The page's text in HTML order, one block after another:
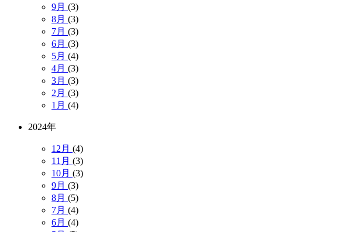
9月 (3)
8月 (3)
7月 (3)
6月 (3)
5月 (4)
4月 (3)
3月 (3)
2月 (3)
1月 (4)
2024年
12月 (4)
11月 (3)
10月 (3)
9月 (3)
8月 (5)
7月 (4)
6月 (4)